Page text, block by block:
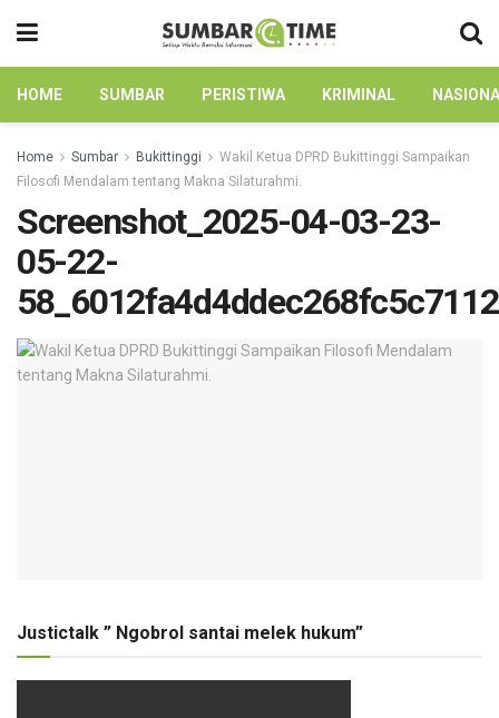
HOME SUMBAR PERISTIWA KRIMINAL
Home Sumbar Bukittinggi
Wakil Ketua DPRD Bukittinggi Sampaikan
Filosofi Mendalam tentang Makna Silaturahmi.
Screenshot_2025-04-03-23-
05-22-
Justictalk ” Ngobrol santai melek hukum”